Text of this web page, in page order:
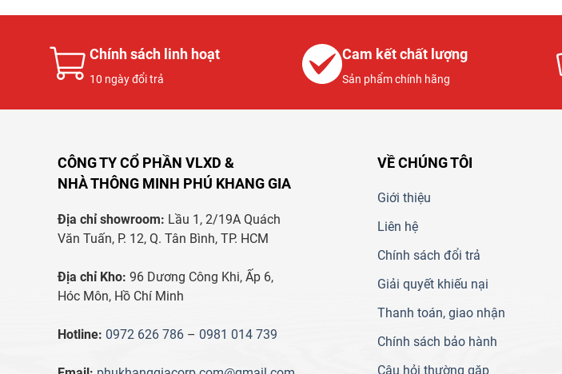
Chính sách linh hoạt
10 ngày đổi trả
Cam kết chất lượng
Sản phẩm chính hãng
CÔNG TY CỔ PHẦN VLXD &
NHÀ THÔNG MINH PHÚ KHANG GIA
Địa chỉ showroom: Lầu 1, 2/19A Quách
Văn Tuấn, P. 12, Q. Tân Bình, TP. HCM
Địa chỉ Kho: 96 Dương Công Khi, Ấp 6,
Hóc Môn, Hồ Chí Minh
Hotline: 0972 626 786 – 0981 014 739
VỀ CHÚNG TÔI
Giới thiệu
Liên hệ
Chính sách đổi trả
Giải quyết khiếu nại
Thanh toán, giao nhận
Chính sách bảo hành
Câu hỏi thường gặp